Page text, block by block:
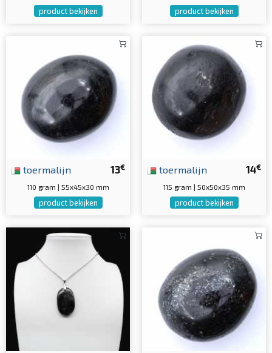
product bekijken product bekijken
13€
toermalijn
110 gram | 55x45x30 mm
product bekijken
14€
toermalijn
115 gram | 50x50x35 mm
product bekijken